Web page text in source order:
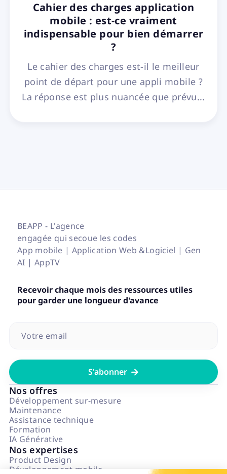
Cahier des charges application
mobile : est-ce vraiment
indispensable pour bien démarrer
?
Le cahier des charges est-il le meilleur
point de départ pour une appli mobile ?
La réponse est plus nuancée que prévu...
BEAPP - L'agence
engagée qui secoue les codes
App mobile | Application Web &Logiciel | Gen
AI | AppTV
Recevoir chaque mois des ressources utiles
pour garder une longueur d'avance

Nos offres
Développement sur-mesure
Maintenance
Assistance technique
Formation
IA Générative
Nos expertises
Product Design
Développement mobile